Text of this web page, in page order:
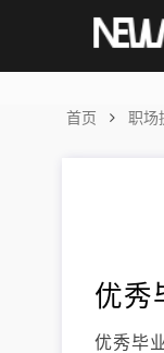
首页 职场
优秀
优秀毕